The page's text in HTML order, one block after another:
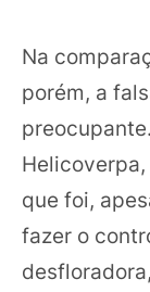
Na
porém, a
que foi,
fazer o